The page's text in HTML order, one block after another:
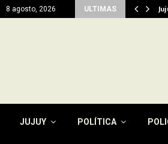
8 agosto, 2026 ULTIMAS
JUJUY POLÍTICA